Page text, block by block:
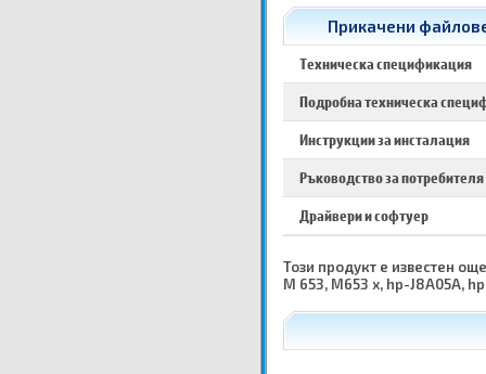
Прикачени
Техническа спецификация
Подробна техническа
Инструкции за инсталация
Ръководство за потребителя
Драйвери и софтуер
Този продукт е известен
M 653, M653 x, hp-J8A05A,